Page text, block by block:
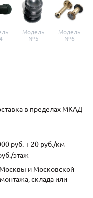
Модель
№5
Модель
№6
в пределах МКАД
руб. + 20 руб./км
этаж
и Московской
склада или